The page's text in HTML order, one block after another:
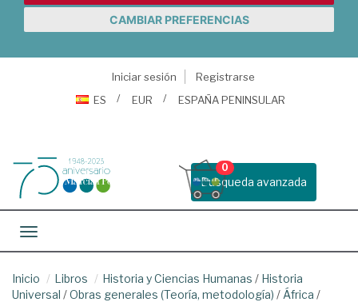
CAMBIAR PREFERENCIAS
Iniciar sesión
Registrarse
ES
EUR ESPAÑA PENINSULAR
Busqueda avanzada
0
Toggle navigation
Inicio Libros Historia y Ciencias Humanas / Historia
Universal /Obras generales (Teoría, metodología) / África /